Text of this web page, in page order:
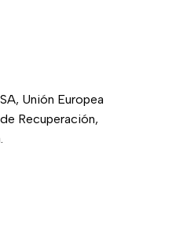
Unión Europea
Recuperación,